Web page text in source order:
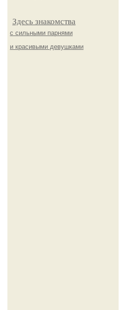
Здесь знакомства
с сильными парнями
и красивыми девушками